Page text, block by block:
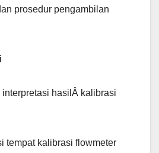
prosedur pengambilan
hasilÂ kalibrasi
tempat kalibrasi flowmeter